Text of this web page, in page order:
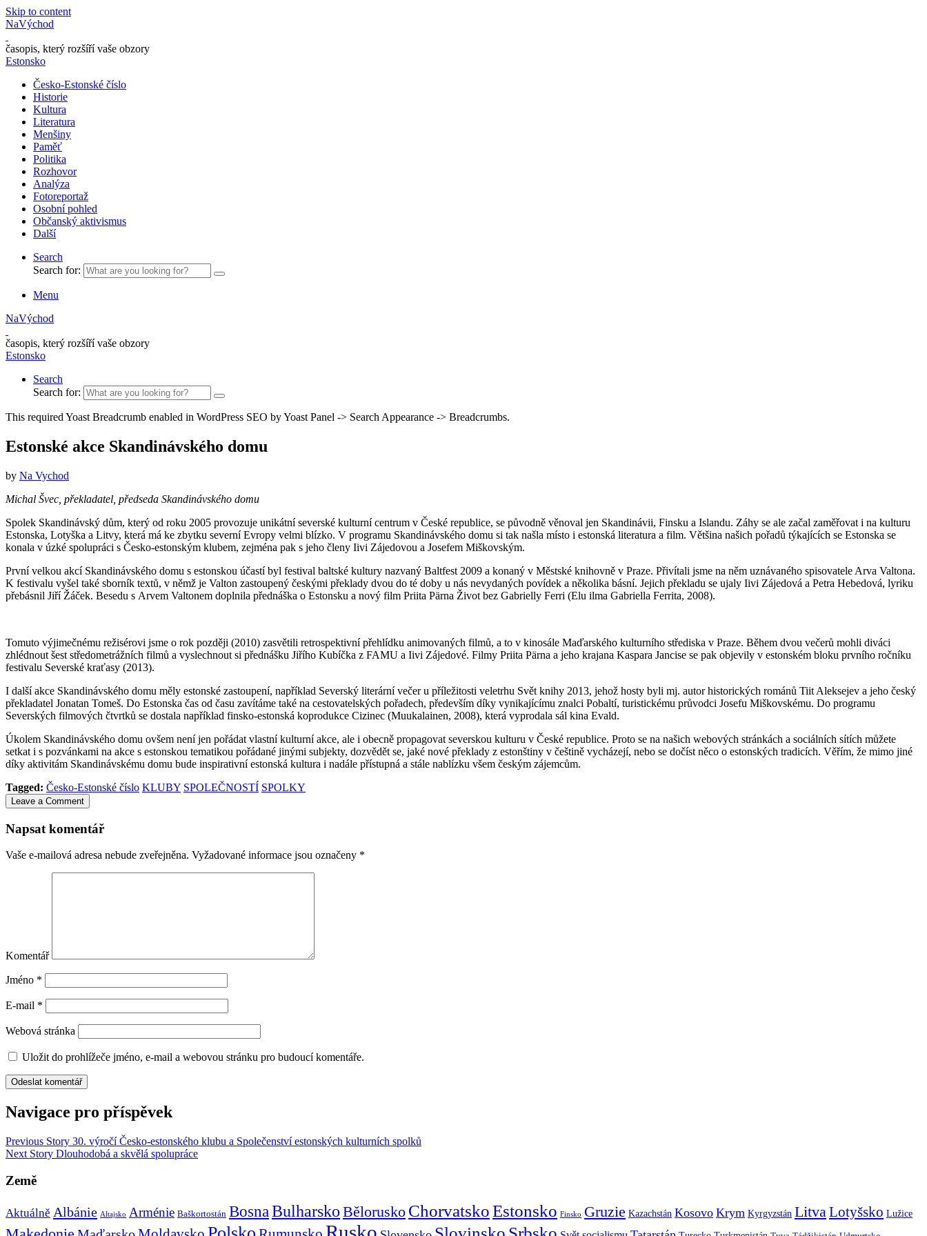
Skip to content
NaVýchod
časopis, který rozšíří vaše obzory
Estonsko
Česko-Estonské číslo
Historie
Kultura
Literatura
Menšiny
Paměť
Politika
Rozhovor
Analýza
Fotoreportaž
Osobní pohled
Občanský aktivismus
Další
Search
Search for:
Menu
NaVýchod
časopis, který rozšíří vaše obzory
Estonsko
Search
Search for:
This required Yoast Breadcrumb enabled in WordPress SEO by Yoast Panel -> Search Appearance -> Breadcrumbs.
Estonské akce Skandinávského domu
by Na Vychod
Michal Švec, překladatel, předseda Skandinávského domu
Spolek Skandinávský dům, který od roku 2005 provozuje unikátní severské kulturní centrum v České republice, se původně věnoval jen Skandinávii, Finsku a Islandu. Záhy se ale začal zaměřovat i na kulturu
Estonska, Lotyška a Litvy, která má ke zbytku severní Evropy velmi blízko. V programu Skandinávského domu si tak našla místo i estonská literatura a film. Většina našich pořadů týkajících se Estonska se
konala v úzké spolupráci s Česko-estonským klubem, zejména pak s jeho členy Iivi Zájedovou a Josefem Miškovským.
První velkou akcí Skandinávského domu s estonskou účastí byl festival baltské kultury nazvaný Baltfest 2009 a konaný v Městské knihovně v Praze. Přivítali jsme na něm uznávaného spisovatele Arva Valtona.
K festivalu vyšel také sborník textů, v němž je Valton zastoupený českými překlady dvou do té doby u nás nevydaných povídek a několika básní. Jejich překladu se ujaly Iivi Zájedová a Petra Hebedová, lyriku
přebásnil Jiří Žáček. Besedu s Arvem Valtonem doplnila přednáška o Estonsku a nový film Priita Pärna Život bez Gabrielly Ferri (Elu ilma Gabriella Ferrita, 2008).
Tomuto výjimečnému režisérovi jsme o rok později (2010) zasvětili retrospektivní přehlídku animovaných filmů, a to v kinosále Maďarského kulturního střediska v Praze. Během dvou večerů mohli diváci
zhlédnout šest středometrážních filmů a vyslechnout si přednášku Jiřího Kubíčka z FAMU a Iivi Zájedové. Filmy Priita Pärna a jeho krajana Kaspara Jancise se pak objevily v estonském bloku prvního ročníku
festivalu Severské kraťasy (2013).
I další akce Skandinávského domu měly estonské zastoupení, například Severský literární večer u příležitosti veletrhu Svět knihy 2013, jehož hosty byli mj. autor historických románů Tiit Aleksejev a jeho český
překladatel Jonatan Tomeš. Do Estonska čas od času zavítáme také na cestovatelských pořadech, především díky vynikajícímu znalci Pobaltí, turistickému průvodci Josefu Miškovskému. Do programu
Severských filmových čtvrtků se dostala například finsko-estonská koprodukce Cizinec (Muukalainen, 2008), která vyprodala sál kina Evald.
Úkolem Skandinávského domu ovšem není jen pořádat vlastní kulturní akce, ale i obecně propagovat severskou kulturu v České republice. Proto se na našich webových stránkách a sociálních sítích můžete
setkat i s pozvánkami na akce s estonskou tematikou pořádané jinými subjekty, dozvědět se, jaké nové překlady z estonštiny v češtině vycházejí, nebo se dočíst něco o estonských tradicích. Věřím, že mimo jiné
díky aktivitám Skandinávskému domu bude inspirativní estonská kultura i nadále přístupná a stále nablízku všem českým zájemcům.
Tagged: Česko-Estonské číslo KLUBY SPOLEČNOSTÍ SPOLKY
Leave a Comment
Napsat komentář
Vaše e-mailová adresa nebude zveřejněna. Vyžadované informace jsou označeny *
Komentář
Jméno *
E-mail *
Webová stránka
Uložit do prohlížeče jméno, e-mail a webovou stránku pro budoucí komentáře.
Navigace pro příspěvek
Previous Story 30. výročí Česko-estonského klubu a Společenství estonských kulturních spolků
Next Story Dlouhodobá a skvělá spolupráce
Země
Aktuálně Albánie Altajsko Arménie Baškortostán Bosna Bulharsko Bělorusko ChorvatskoEstonsko Finsko Gruzie Kazachstán Kosovo Krym Kyrgyzstán Litva Lotyšsko Lužice
Rusko